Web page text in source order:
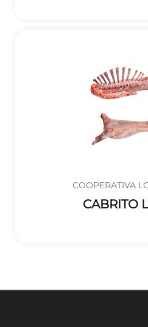
COOPERATIVA
CABRITO